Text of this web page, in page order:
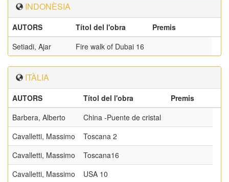
INDONÈSIA
AUTORS Títol del l'obra
Premis
Setiadi, Ajar
Fire walk of Dubai 16
ITÀLIA
AUTORS Títol del l'obra
Premis
Barbera, Alberto
China -Puente de cristal
Cavalletti, Massimo
Toscana 2
Cavalletti, Massimo
Toscana16
Cavalletti, Massimo
USA 10